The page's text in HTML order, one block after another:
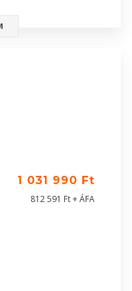
1 031 990 Ft
812 591 Ft + ÁFA